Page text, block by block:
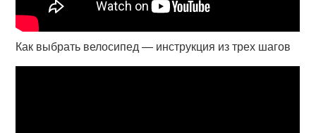
Как выбрать велосипед — инструкция из трех шагов